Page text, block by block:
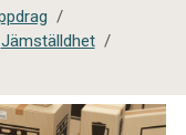
/
Jämställdhet /